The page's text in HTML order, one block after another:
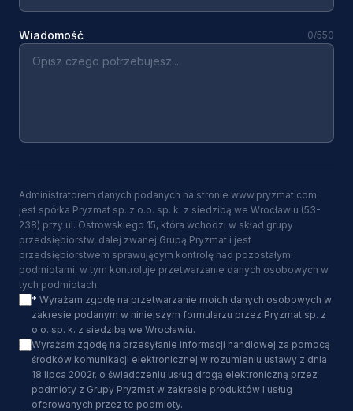
Wiadomość 0/550
Administratorem danych podanych na stronie www.pryzmat.com
jest spółka Pryzmat sp. z o.o. sp. k. z siedzibą we Wrocławiu (53-
238) przy ul. Ostrowskiego 15, która wchodzi w skład grupy
przedsiębiorstw, dalej zwanej Grupą Pryzmat i jest
przedsiębiorstwem sprawującym kontrolę nad pozostałymi
podmiotami, w tym kontroluje przetwarzanie danych osobowych w
tych podmiotach.
* Wyrażam zgodę na przetwarzanie moich danych osobowych w
zakresie podanym w niniejszym formularzu przez Pryzmat sp. z
o.o. sp. k. z siedzibą we Wrocławiu.
Wyrażam zgodę na przesyłanie informacji handlowej za pomocą
środków komunikacji elektronicznej w rozumieniu ustawy z dnia
18 lipca 2002r. o świadczeniu usług drogą elektroniczną przez
podmioty z Grupy Pryzmat w zakresie produktów i usług
oferowanych przez te podmioty.